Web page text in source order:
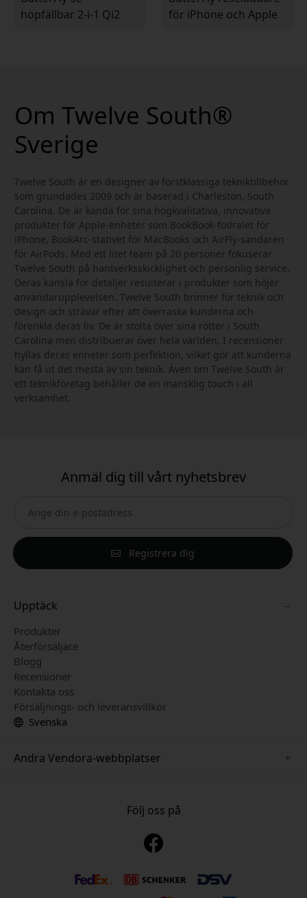
hopfällbar 2-i-1 Qi2
för iPhone och Apple
Om Twelve South®
Sverige
Twelve South är en designer av förstklassiga tekniktillbehör
som grundades 2009 och är baserad i Charleston, South
Carolina. De är kända för sina högkvalitativa, innovativa
produkter för Apple-enheter som BookBook-fodralet för
iPhone, BookArc-stativet för MacBooks och AirFly-sändaren
för AirPods. Med ett litet team på 20 personer fokuserar
Twelve South på hantverksskicklighet och personlig service.
Deras känsla för detaljer resulterar i produkter som höjer
användarupplevelsen. Twelve South brinner för teknik och
design och strävar efter att överraska kunderna och
förenkla deras liv. De är stolta över sina rötter i South
Carolina men distribuerar över hela världen. I recensioner
hyllas deras enheter som perfektion, vilket gör att kunderna
kan få ut det mesta av sin teknik. Även om Twelve South är
ett teknikföretag behåller de en mänsklig touch i all
verksamhet.
Anmäl dig till vårt nyhetsbrev
Registrera dig
Upptäck
Produkter
Återförsäljare
Blogg
Recensioner
Kontakta oss
Försäljnings- och leveransvillkor
Svenska
Andra Vendora-webbplatser
www.pipetto.se
Följ oss på